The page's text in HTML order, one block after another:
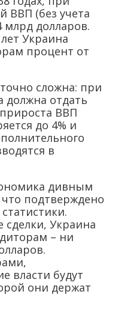
ВВП (без учета
млрд долларов.
Украина
процент от
сложна: при
должна отдать
ВВП
до 4% и
в
дивным
подтверждено
сделки, Украина
– ни
власти будут
они держат